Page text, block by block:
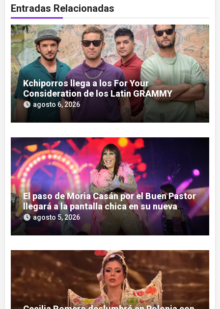
Entradas Relacionadas
Kchiporros llega a los For Your
Consideration de los Latin GRAMMY
agosto 6, 2026
El paso de Moria Casán por el Buen Pastor
llegará a la pantalla chica en su nueva
serie documental
agosto 5, 2026